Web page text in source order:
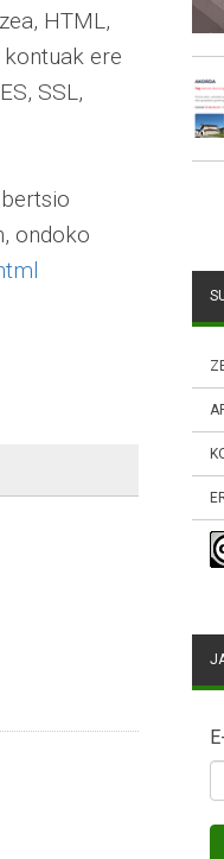
HTML,
kontuak ere
SSL,
ondoko